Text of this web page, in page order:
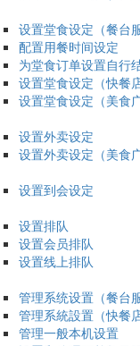
设置堂食设定（餐台
配置用餐时间设定
为堂食订单设置自行
设置堂食设定（快餐店
设置堂食设定（美食
设置外卖设定
设置外卖设定（美食
设置到会设定
设置排队
设置会员排队
设置线上排队
管理系统设置（餐台
管理系統設置（快餐店
管理一般本机设置